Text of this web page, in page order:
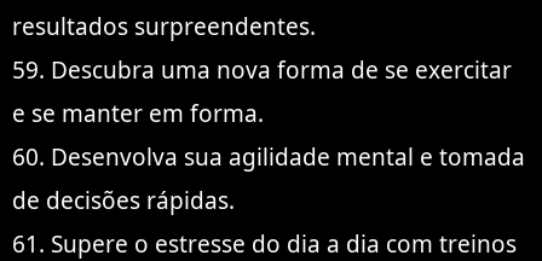
resultados surpreendentes.
59. Descubra uma nova forma de se exercitar
e se manter em forma.
60. Desenvolva sua agilidade mental e tomada
de decisões rápidas.
61. Supere o estresse do dia a dia com treinos